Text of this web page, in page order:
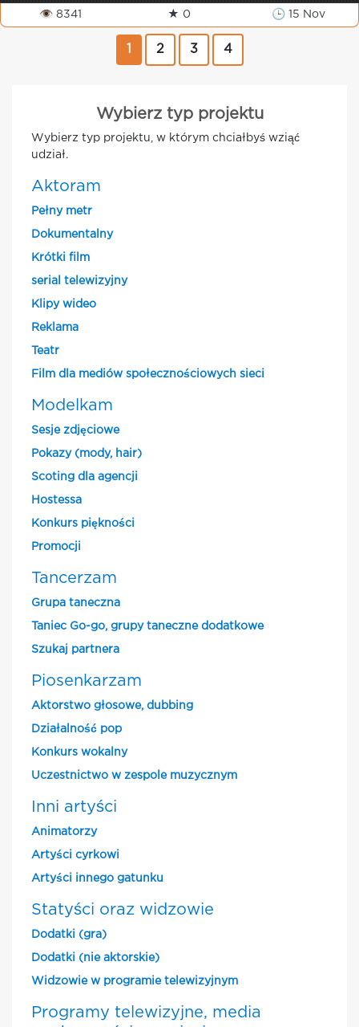
👁 8341 ★ 0 🕒 15 Nov
2 3 4
Wybierz typ projektu
Wybierz typ projektu, w którym chciałbyś wziąć
udział.
Aktoram
Pełny metr
Dokumentalny
Krótki film
serial telewizyjny
Klipy wideo
Reklama
Teatr
Film dla mediów społecznościowych sieci
Modelkam
Sesje zdjęciowe
Pokazy (mody, hair)
Scoting dla agencji
Hostessa
Konkurs piękności
Promocji
Tancerzam
Grupa taneczna
Taniec Go-go, grupy taneczne dodatkowe
Szukaj partnera
Piosenkarzam
Aktorstwo głosowe, dubbing
Działalność pop
Konkurs wokalny
Uczestnictwo w zespole muzycznym
Inni artyści
Animatorzy
Artyści cyrkowi
Artyści innego gatunku
Statyści oraz widzowie
Dodatki (gra)
Dodatki (nie aktorskie)
Widzowie w programie telewizyjnym
Programy telewizyjne, media